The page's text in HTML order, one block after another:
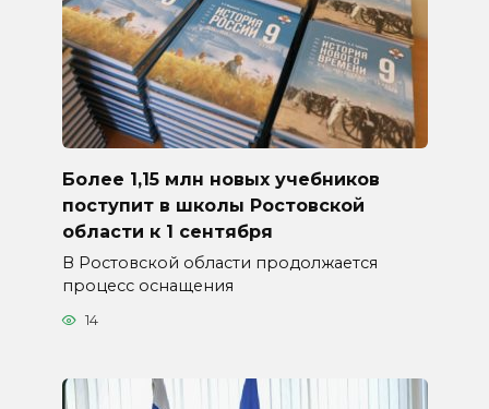
Более 1,15 млн новых учебников
поступит в школы Ростовской
области к 1 сентября
В Ростовской области продолжается
процесс оснащения
14